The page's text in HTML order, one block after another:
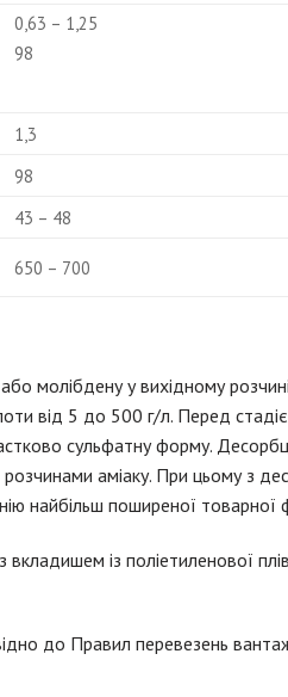
0,63 – 1,25
98
1,3
98
43 – 48
650 – 700
або молібдену у вихідному
від 5 до 500 г/л. Перед
сульфатну форму.
аміаку. При цьому з
найбільш поширеної товарної
вкладишем із поліетиленової
до Правил перевезень